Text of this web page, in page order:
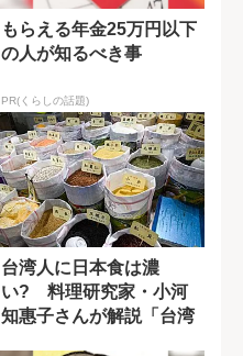
もらえる年金25万円以下
の人が知るべき事
PR(くらしの話題)
台湾人に日本食は濃
い? 料理研究家・小河
知惠子さんが解説「台湾